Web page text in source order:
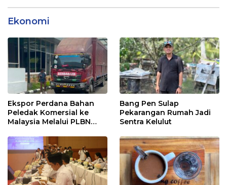
Ekonomi
Ekspor Perdana Bahan
Peledak Komersial ke
Malaysia Melalui PLBN
Bang Pen Sulap
Pekarangan Rumah Jadi
Sentra Kelulut